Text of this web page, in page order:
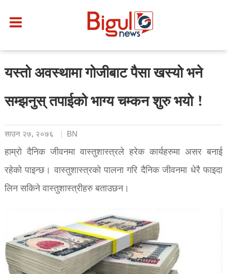
यस्तो अवस्थामा गोजीबाट पैसा खस्यो भने
सम्झनुस् तपाईको भाग्य चम्कन शुरु भयो !
साउन २७, २०७६ BN
हाम्रो दैनिक जीवनमा वास्तुशास्त्रले हरेक कार्यहरुमा असर बनाई
रहेको पाइन्छ। वास्तुशास्त्रको पालना गरि दैनिक जीवनमा धेरै फाइदा
लिन सकिने वास्तुशास्त्रीहरु बताउछन।